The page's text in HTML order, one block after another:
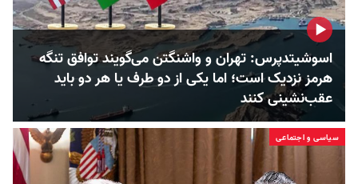
اسوشیتدپرس: تهران و واشنگتن می‌گویند توافق تنگه
هرمز نزدیک است؛ اما یکی از دو طرف یا هر دو باید
عقب‌نشینی کنند
سیاسی و اجتماعی